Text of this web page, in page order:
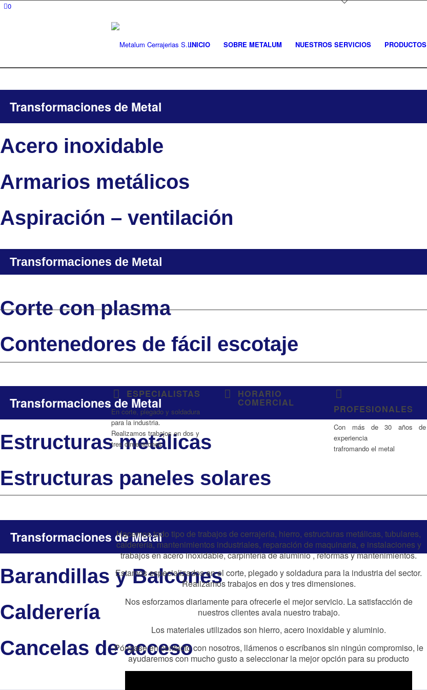
0
INICIO SOBRE METALUM NUESTROS SERVICIOS PRODUCTOS
Transformaciones de Metal
Acero inoxidable
Armarios metálicos
Aspiración – ventilación
Transformaciones de Metal
Corte con plasma
Contenedores de fácil escotaje
Transformaciones de Metal
Estructuras metálicas
Estructuras paneles solares
Transformaciones de Metal
Barandillas y Balcones
Calderería
Cancelas de acceso
ESPECIALISTAS
En corte, plegado y soldadura
para la industria.
Realizamos trabajos en dos y
tres dimensiones
HORARIO
COMERCIAL
PROFESIONALES
Con más de 30 años de
experiencia
trafromando el metal
Hacemos todo tipo de trabajos de cerrajería, hierro, estructuras metálicas, tubulares,
calderería, mantenimientos industriales, reparación de maquinaria, e instalaciones y
trabajos en acero inoxidable, carpintería de aluminio , reformas y mantenimientos.
Estamos especializados en el corte, plegado y soldadura para la industria del sector.
Realizamos trabajos en dos y tres dimensiones.
Nos esforzamos diariamente para ofrecerle el mejor servicio. La satisfacción de
nuestros clientes avala nuestro trabajo.
Los materiales utilizados son hierro, acero inoxidable y aluminio.
Póngase en contacto con nosotros, llámenos o escríbanos sin ningún compromiso, le
ayudaremos con mucho gusto a seleccionar la mejor opción para su producto